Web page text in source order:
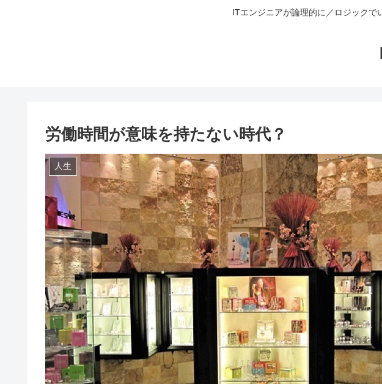
ITエンジニアが論理的に／ロジックで
労働時間が意味を持たない時代？
人生